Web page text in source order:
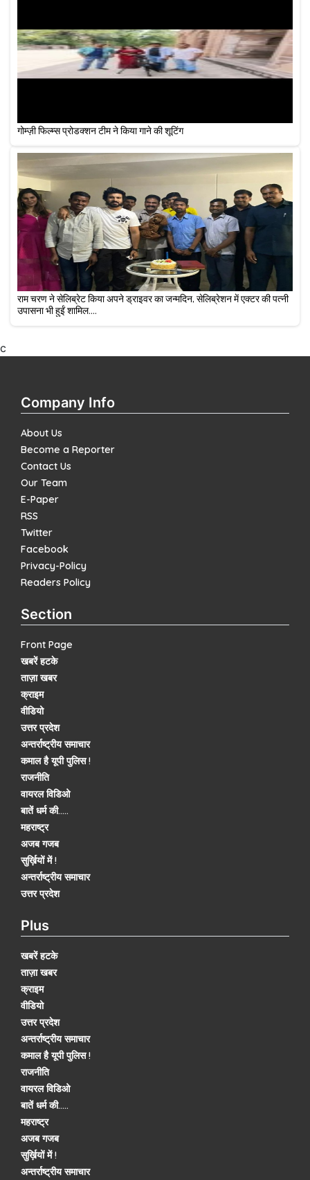
गोम्ज़ी फिल्म्स प्रोडक्शन टीम ने किया गाने की शूटिंग
राम चरण ने सेलिब्रेट किया अपने ड्राइवर का जन्मदिन, सेलिब्रेशन में एक्टर की पत्नी
उपासना भी हुईं शामिल....
c
Company Info
About Us
Become a Reporter
Contact Us
Our Team
E-Paper
RSS
Twitter
Facebook
Privacy-Policy
Readers Policy
Section
Front Page
खबरें हटके
ताज़ा खबर
क्राइम
वीडियो
उत्तर प्रदेश
अन्तर्राष्ट्रीय समाचार
कमाल है यूपी पुलिस !
राजनीति
वायरल विडिओ
बातें धर्म की.....
महराष्ट्र
अजब गजब
सुर्ख़ियों में !
अन्तर्राष्ट्रीय समाचार
उत्तर प्रदेश
Plus
खबरें हटके
ताज़ा खबर
क्राइम
वीडियो
उत्तर प्रदेश
अन्तर्राष्ट्रीय समाचार
कमाल है यूपी पुलिस !
राजनीति
वायरल विडिओ
बातें धर्म की.....
महराष्ट्र
अजब गजब
सुर्ख़ियों में !
अन्तर्राष्ट्रीय समाचार